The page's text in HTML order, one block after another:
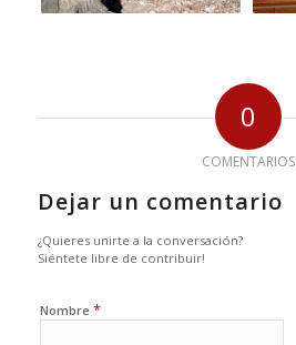
0
COMENTARIOS
Dejar un comentario
¿Quieres unirte a la conversación?
Siéntete libre de contribuir!
Nombre *